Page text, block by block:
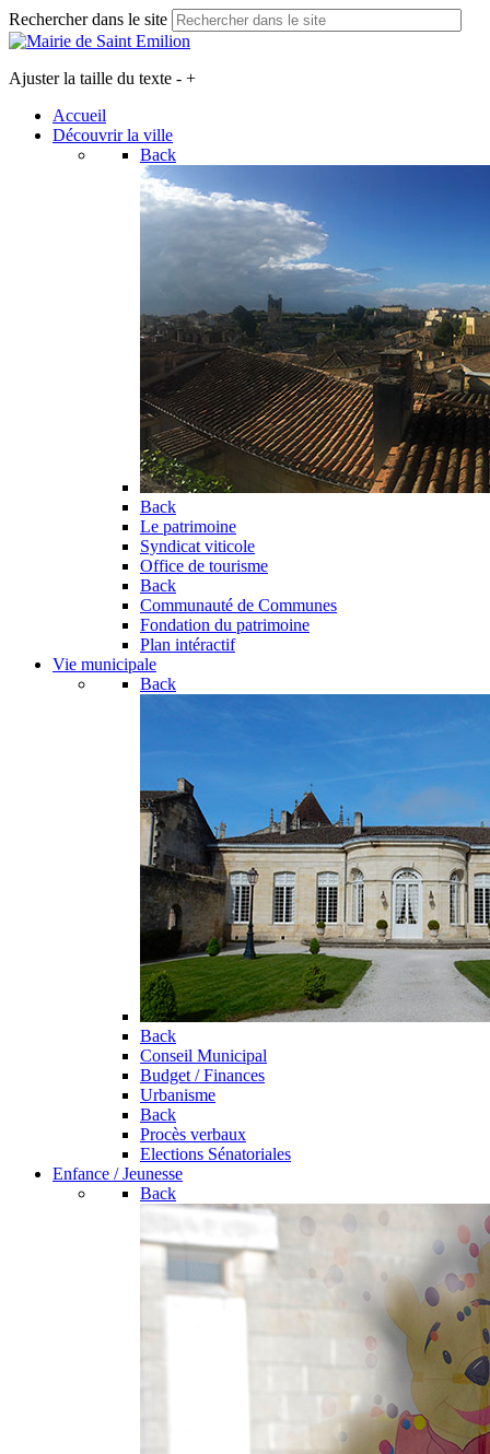
Rechercher dans le site
Ajuster la taille du texte - +
Accueil
Découvrir la ville
Back
Back
Le patrimoine
Syndicat viticole
Office de tourisme
Back
Communauté de Communes
Fondation du patrimoine
Plan intéractif
Vie municipale
Back
Back
Conseil Municipal
Budget / Finances
Urbanisme
Back
Procès verbaux
Elections Sénatoriales
Enfance / Jeunesse
Back